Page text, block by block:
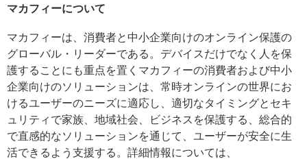
マカフィーについて
マカフィーは、消費者と中小企業向けのオンライン保護の
グローバル・リーダーである。デバイスだけでなく人を保
護することにも重点を置くマカフィーの消費者および中小
企業向けのソリューションは、常時オンラインの世界にお
けるユーザーのニーズに適応し、適切なタイミングとセキ
ュリティで家族、地域社会、ビジネスを保護する、総合的
で直感的なソリューションを通じて、ユーザーが安全に生
活できるよう支援する。詳細情報については、